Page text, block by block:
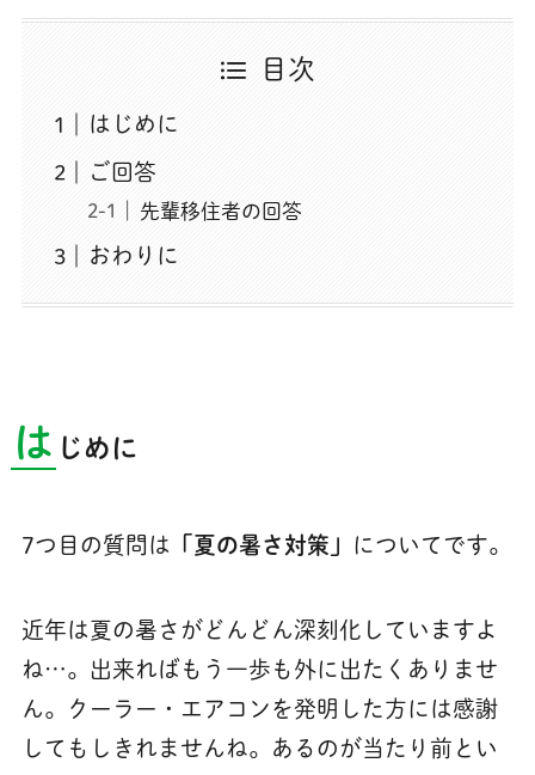
目次
はじめに
ご回答
先輩移住者の回答
おわりに
は じめに
7つ目の質問は 「夏の暑さ対策」 についてです。
近年は夏の暑さがどんどん深刻化していますよ
ね…。出来ればもう一歩も外に出たくありませ
ん。クーラー・エアコンを発明した方には感謝
してもしきれませんね。あるのが当たり前とい